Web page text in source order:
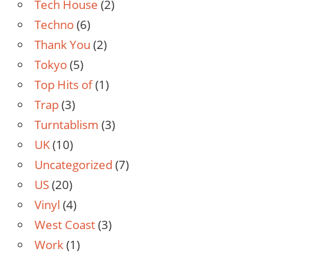
Tech House (2)
Techno(6)
Thank You (2)
Tokyo(5)
Top Hits of(1)
Trap(3)
Turntablism (3)
UK(10)
Uncategorized (7)
US(20)
Vinyl (4)
West Coast(3)
Work(1)